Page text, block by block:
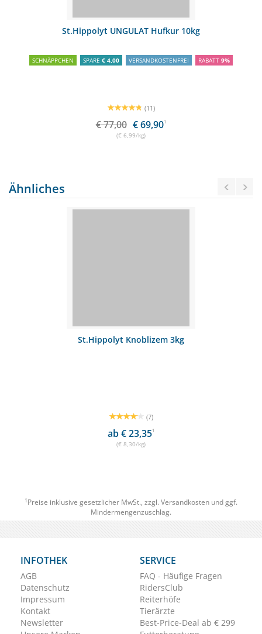
St.Hippolyt UNGULAT Hufkur 10kg
SCHNÄPPCHEN SPARE € 4,00 VERSANDKOSTENFREI RABATT 9%
(11)
€ 77,00 € 69,901
(€ 6,99/kg)
Ähnliches
St.Hippolyt Knoblizem 3kg
(7)
ab € 23,351
(€ 8,30/kg)
1 Preise inklusive gesetzlicher MwSt., zzgl. Versandkosten und ggf.
Mindermengenzuschlag.
INFOTHEK
AGB
Datenschutz
Impressum
Kontakt
Newsletter
SERVICE
FAQ - Häufige Fragen
RidersClub
Reiterhöfe
Tierärzte
Best-Price-Deal ab € 299